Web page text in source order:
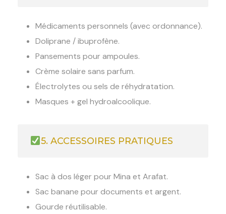
Médicaments personnels (avec ordonnance).
Doliprane / ibuprofène.
Pansements pour ampoules.
Crème solaire sans parfum.
Électrolytes ou sels de réhydratation.
Masques + gel hydroalcoolique.
5. ACCESSOIRES PRATIQUES
Sac à dos léger pour Mina et Arafat.
Sac banane pour documents et argent.
Gourde réutilisable.